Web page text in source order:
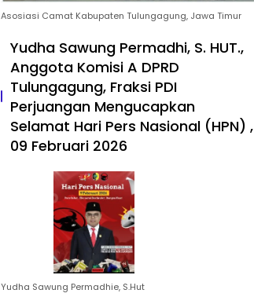
Asosiasi Camat Kabupaten Tulungagung, Jawa Timur
Yudha Sawung Permadhi, S. HUT.,
Anggota Komisi A DPRD
Tulungagung, Fraksi PDI
Perjuangan Mengucapkan
Selamat Hari Pers Nasional (HPN) ,
09 Februari 2026
Yudha Sawung Permadhie, S.Hut